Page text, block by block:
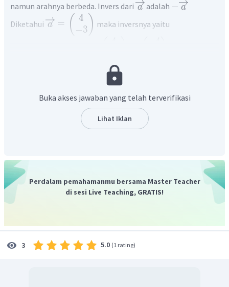
namun arahnya berbeda. Invers dari a adalah − a
Diketahui a = ( 4
−3 ) maka inversnya yaitu
Oleh karena itu, jawaban yang benar adalah A.
Buka akses jawaban yang telah terverifikasi
Lihat Iklan
Perdalam pemahamanmu bersama Master Teacher
di sesi Live Teaching, GRATIS!
3 5.0 (1 rating)